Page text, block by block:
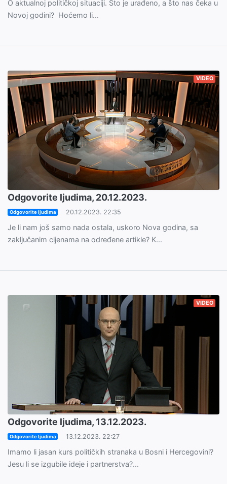
O aktualnoj političkoj situaciji. Što je urađeno, a što nas čeka u
Novoj godini? Hoćemo li...
VIDEO
Odgovorite ljudima, 20.12.2023.
Odgovorite ljudima 20.12.2023. 22:35
Je li nam još samo nada ostala, uskoro Nova godina, sa
zaključanim cijenama na određene artikle? K...
VIDEO
Odgovorite ljudima, 13.12.2023.
Odgovorite ljudima 13.12.2023. 22:27
Imamo li jasan kurs političkih stranaka u Bosni i Hercegovini?
Jesu li se izgubile ideje i partnerstva?...